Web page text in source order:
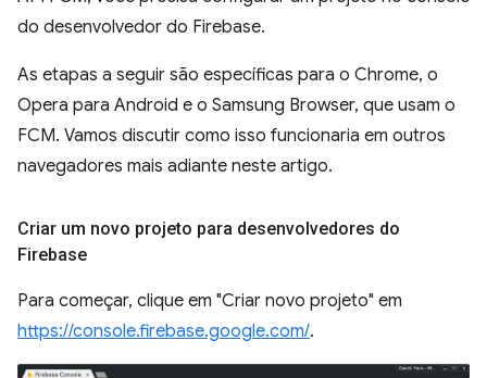
do desenvolvedor do Firebase.
As etapas a seguir são específicas para o Chrome, o
Opera para Android e o Samsung Browser, que usam o
FCM. Vamos discutir como isso funcionaria em outros
navegadores mais adiante neste artigo.
Criar um novo projeto para desenvolvedores do
Firebase
Para começar, clique em "Criar novo projeto" em
https://console.firebase.google.com/.